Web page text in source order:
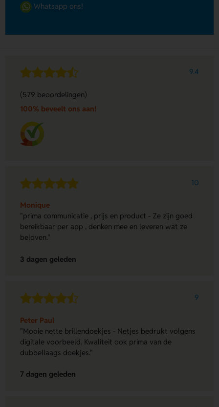
Whatsapp ons!
9.4
(579 beoordelingen)
100% beveelt ons aan!
10
Monique
"prima communicatie , prijs en product - Ze zijn goed
bereikbaar per app , denken mee en leveren wat ze
beloven."
3 dagen geleden
9
Peter Paul
"Mooie nette brillendoekjes - Netjes bedrukt volgens
digitale voorbeeld. Kwaliteit ook prima van de
dubbellaags doekjes."
7 dagen geleden